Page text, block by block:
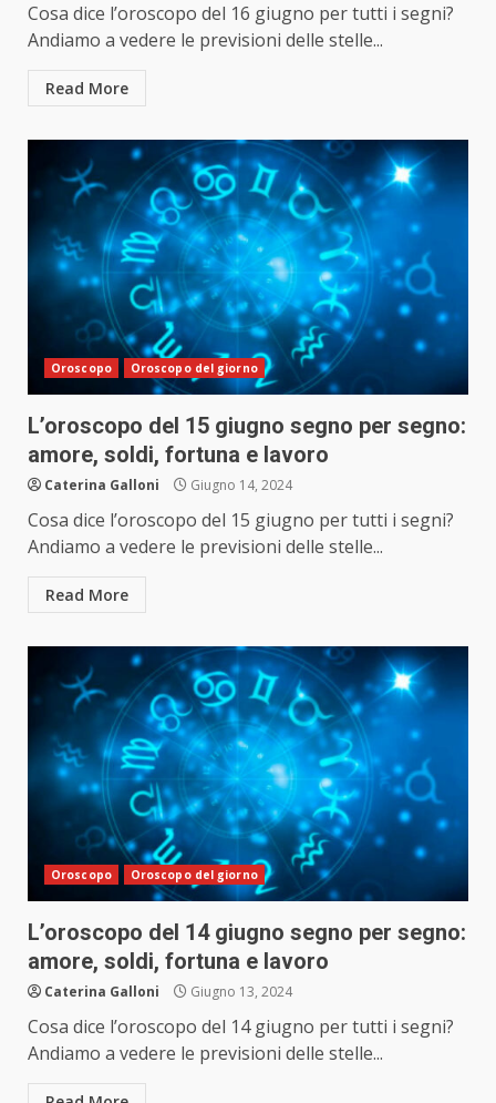
Cosa dice l’oroscopo del 16 giugno per tutti i segni?
Andiamo a vedere le previsioni delle stelle...
Read More
Oroscopo Oroscopo del giorno
L’oroscopo del 15 giugno segno per segno:
amore, soldi, fortuna e lavoro
Caterina Galloni Giugno 14, 2024
Cosa dice l’oroscopo del 15 giugno per tutti i segni?
Andiamo a vedere le previsioni delle stelle...
Read More
Oroscopo Oroscopo del giorno
L’oroscopo del 14 giugno segno per segno:
amore, soldi, fortuna e lavoro
Caterina Galloni Giugno 13, 2024
Cosa dice l’oroscopo del 14 giugno per tutti i segni?
Andiamo a vedere le previsioni delle stelle...